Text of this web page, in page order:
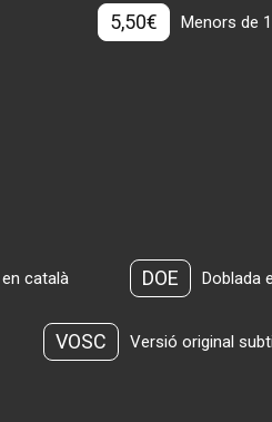
5,50€ Menors de
català DOE Doblada
VOSC Versió original